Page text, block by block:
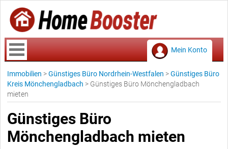
Mein Konto
Immobilien >Günstiges Büro Nordrhein-Westfalen >Günstiges Büro
Kreis Mönchengladbach > Günstiges Büro Mönchengladbach
mieten
Günstiges Büro
Mönchengladbach mieten